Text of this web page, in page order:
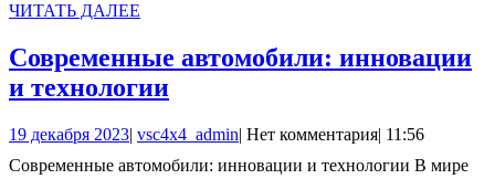
ЧИТАТЬ ДАЛЕЕ
Современные автомобили: инновации
и технологииСовременные
инновации
19 декабря 202319
2023
| vsc4x4_adminvsc4x4_admin
| Нет комментария| 11:56
Современные автомобили: инновации и технологии В мире